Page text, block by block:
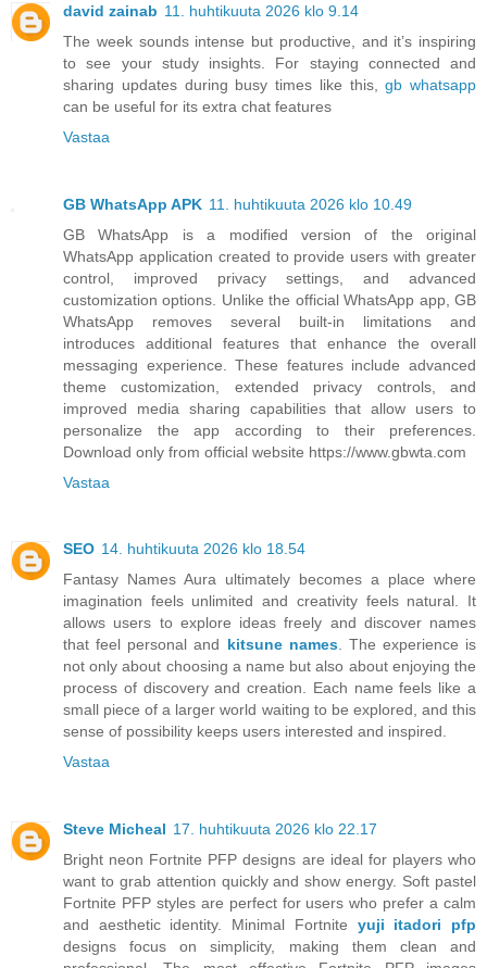
david zainab 11. huhtikuuta 2026 klo 9.14
The week sounds intense but productive, and it’s inspiring
to see your study insights. For staying connected and
sharing updates during busy times like this,gb whatsapp
can be useful for its extra chat features
Vastaa
GB WhatsApp APK 11. huhtikuuta 2026 klo 10.49
GB WhatsApp is a modified version of the original
WhatsApp application created to provide users with greater
control, improved privacy settings, and advanced
customization options. Unlike the official WhatsApp app, GB
WhatsApp removes several built‑in limitations and
introduces additional features that enhance the overall
messaging experience. These features include advanced
theme customization, extended privacy controls, and
improved media sharing capabilities that allow users to
personalize the app according to their preferences.
Download only from official website https://www.gbwta.com
Vastaa
SEO 14. huhtikuuta 2026 klo 18.54
Fantasy Names Aura ultimately becomes a place where
imagination feels unlimited and creativity feels natural. It
allows users to explore ideas freely and discover names
that feel personal and kitsune names. The experience is
not only about choosing a name but also about enjoying the
process of discovery and creation. Each name feels like a
small piece of a larger world waiting to be explored, and this
sense of possibility keeps users interested and inspired.
Vastaa
Steve Micheal 17. huhtikuuta 2026 klo 22.17
Bright neon Fortnite PFP designs are ideal for players who
want to grab attention quickly and show energy. Soft pastel
Fortnite PFP styles are perfect for users who prefer a calm
and aesthetic identity. Minimal Fortnite yuji itadori pfp
designs focus on simplicity, making them clean and